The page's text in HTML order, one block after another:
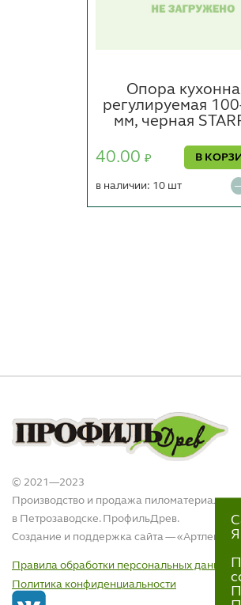
Опора
регулируемая
мм, черная
40.00 ₽ В
в наличии: 10 шт
© 2021—2023
Производство и продажа пиломатериалов
в Петрозаводске. ПрофильДрев.
Создание и поддержка сайта — «Артлекс
Правила обработки персональных данных
Политика конфиденциальности